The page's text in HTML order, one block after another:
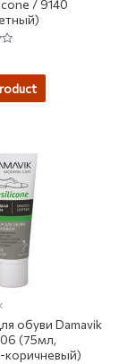
/ 9140
обуви Damavik
(75мл,
коричневый)